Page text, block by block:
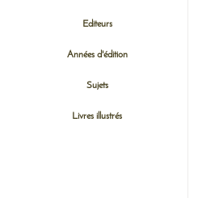
Editeurs
Années d'édition
Sujets
Livres illustrés